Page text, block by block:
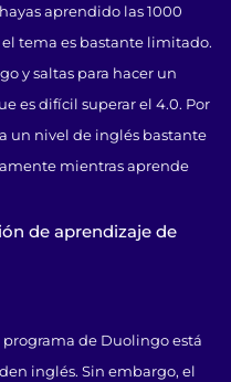
aprendido las 1000
tema es bastante limitado.
y saltas para hacer un
es difícil superar el 4.0. Por
un nivel de inglés bastante
mientras aprende
de aprendizaje de
de Duolingo está
inglés. Sin embargo, el